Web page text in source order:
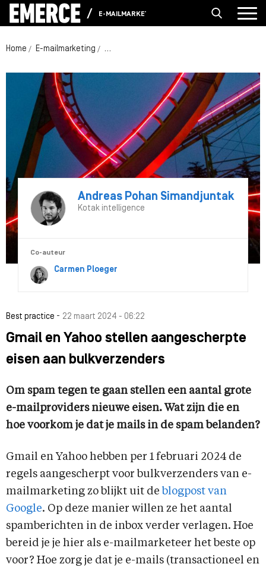
E-MAILMARKETING
Home E-mailmarketing Gmail en Yahoo stellen aangescherpte
Andreas Pohan Simandjuntak
Kotak intelligence
Co-auteur
Carmen Ploeger
Best practice - 22 maart 2024 - 06:22
Gmail en Yahoo stellen aangescherpte
eisen aan bulkverzenders
Om spam tegen te gaan stellen een aantal grote
e-mailproviders nieuwe eisen. Wat zijn die en
hoe voorkom je dat je mails in de spam belanden?
Gmail en Yahoo hebben per 1 februari 2024 de
regels aangescherpt voor bulkverzenders van e-
mailmarketing zo blijkt uit de blogpost van
Google. Op deze manier willen ze het aantal
spamberichten in de inbox verder verlagen. Hoe
bereid je je hier als e-mailmarketeer het beste op
voor? Hoe zorg je dat je e-mails (transactioneel en